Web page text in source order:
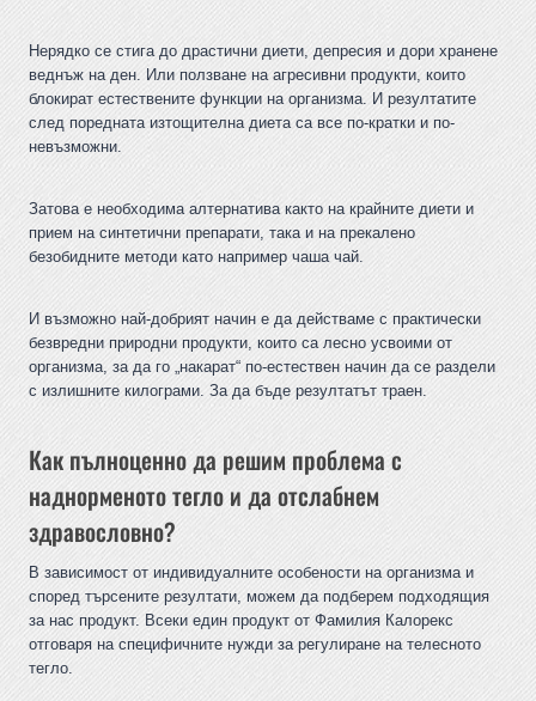
Нерядко се стига до драстични диети, депресия и дори хранене
веднъж на ден. Или ползване на агресивни продукти, които
блокират естествените функции на организма. И резултатите
след поредната изтощителна диета са все по-кратки и по-
невъзможни.
Затова е необходима алтернатива както на крайните диети и
прием на синтетични препарати, така и на прекалено
безобидните методи като например чаша чай.
И възможно най-добрият начин е да действаме с практически
безвредни природни продукти, които са лесно усвоими от
организма, за да го „накарат“ по-естествен начин да се раздели
с излишните килограми. За да бъде резултатът траен.
Как пълноценно да решим проблема с
наднорменото тегло и да отслабнем
здравословно?
В зависимост от индивидуалните особености на организма и
според търсените резултати, можем да подберем подходящия
за нас продукт. Всеки един продукт от Фамилия Калорекс
отговаря на специфичните нужди за регулиране на телесното
тегло.